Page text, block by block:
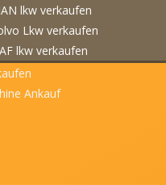
lkw verkaufen
Lkw verkaufen
lkw verkaufen
Ankauf